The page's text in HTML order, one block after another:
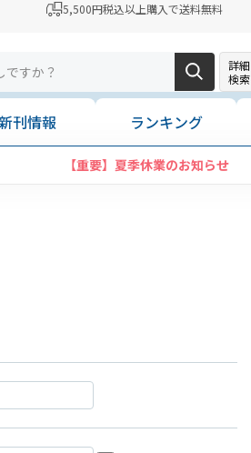
5,500円税込以上購入で送料無料
詳細
検索
刊情報 ランキング
【重要】夏季休業のお知らせ